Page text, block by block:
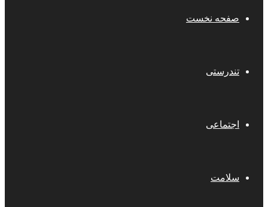
صفحه نخست
تندرستی
اجتماعی
سلامت